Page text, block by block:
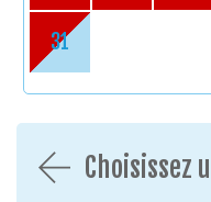
31
Choisissez